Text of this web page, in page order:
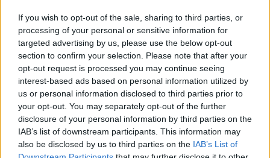
If you wish to opt-out of the sale, sharing to third parties, or
processing of your personal or sensitive information for
targeted advertising by us, please use the below opt-out
section to confirm your selection. Please note that after your
opt-out request is processed you may continue seeing
interest-based ads based on personal information utilized by
us or personal information disclosed to third parties prior to
your opt-out. You may separately opt-out of the further
disclosure of your personal information by third parties on the
IAB’s list of downstream participants. This information may
also be disclosed by us to third parties on the IAB’s List of
lo scorso anno la Toscana aveva subito due uscite, quelle
Fiesolee diGreve in Chianti.
Combinata coi risultati delle altre regioni, questa performance fa
scivolare laToscana dal terzo posto del 2025 al sestodi
quest'anno.
I risultati delprogramma nazionale della Fee(Foundation for
Environmental Education, la stessa organizzazione che rilascia nel
mondo le Bandiera Blu per le località costiere) sono stati presentati